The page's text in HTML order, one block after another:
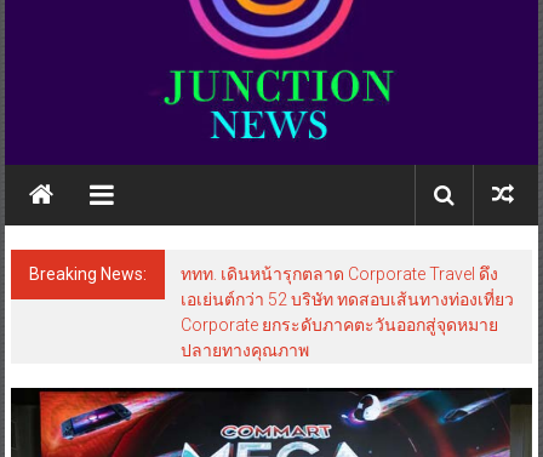
Breaking News:
ททท. เดินหน้ารุกตลาด Corporate Travel ดึง
เอเย่นต์กว่า 52 บริษัท ทดสอบเส้นทางท่องเที่ยว
Corporate ยกระดับภาคตะวันออกสู่จุดหมาย
ปลายทางคุณภาพ